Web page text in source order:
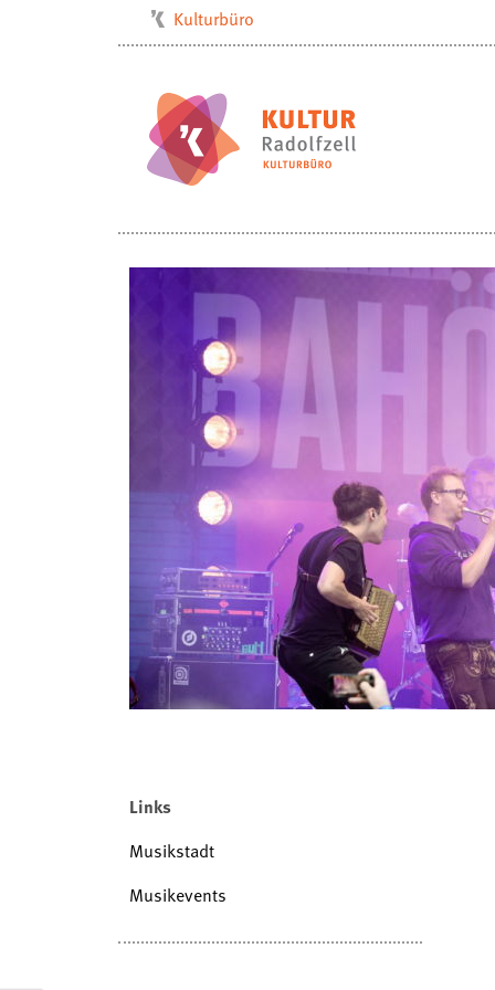
Kulturbüro
Musikschule
Stadtarchiv
Stadtmuseum
Radolfzell1200
Links
Musikstadt
Musikevents